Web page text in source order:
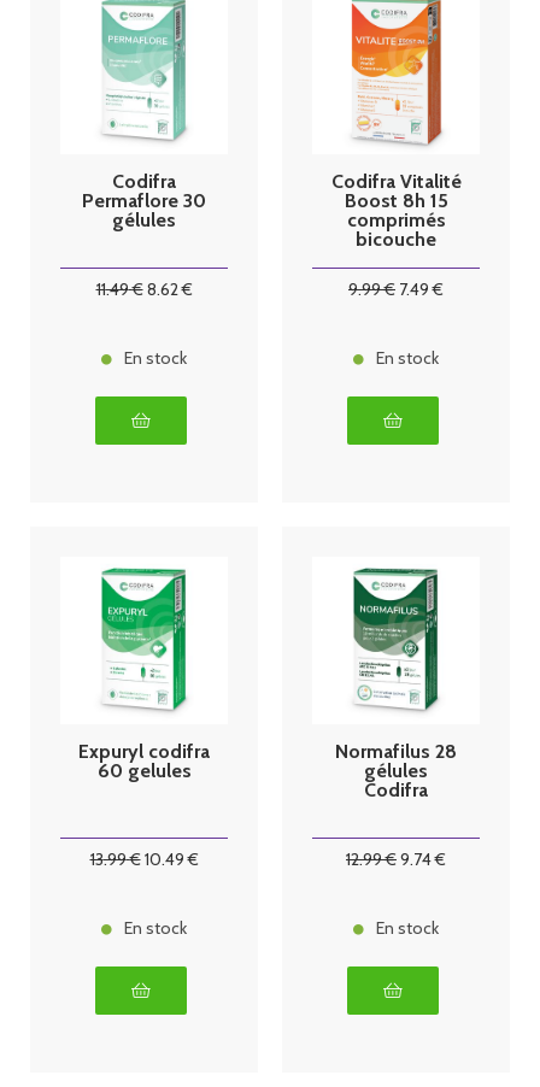
Codifra
Permaflore 30
gélules
11.49€8.62€
En stock
Codifra Vitalité
Boost 8h 15
comprimés
bicouche
9.99€ 7.49 €
En stock
Expuryl codifra
60 gelules
13.99€10.49€
En stock
Normafilus 28
gélules
Codifra
12.99€9.74€
En stock